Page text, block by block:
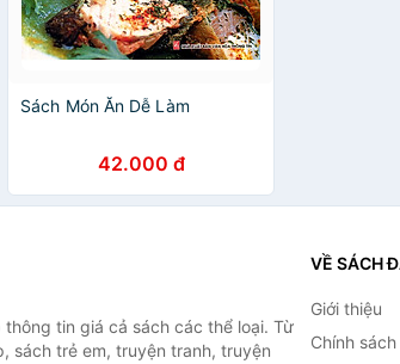
Sách Món Ăn Dễ Làm
42.000 đ
tin giá cả sách các thể loại. Từ
sách trẻ em, truyện tranh, truyện
VỀ SÁCH
Giới thiệu
Chính